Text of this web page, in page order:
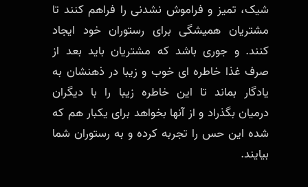
شیک، تمیز و فراموش نشدنی را فراهم کنند تا
مشتریان همیشگی برای رستوران خود ایجاد
کنند. و جوری باشد که مشتریان باید بعد از
صرف غذا خاطره ای خوب و زیبا در ذهنشان به
یادگار بماند تا این خاطره زیبا را با دیگران
درمیان بگذراد و از آنها بخواهد برای یکبار هم که
شده این حس را تجربه کرده و به رستوران شما
بیایند.